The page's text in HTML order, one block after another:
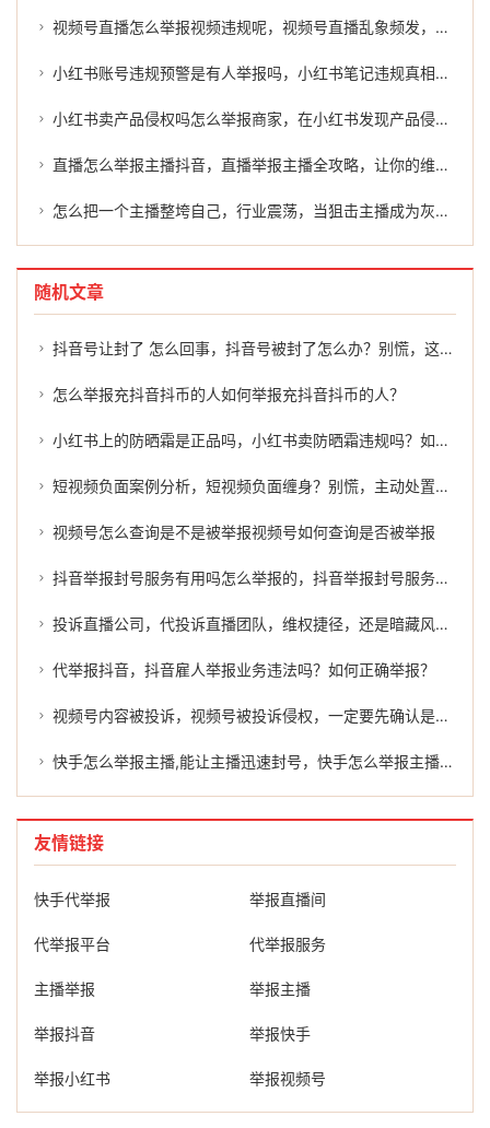
视频号直播怎么举报视频违规呢，视频号直播乱象频发，正确举报方式与高效维权指南
小红书账号违规预警是有人举报吗，小红书笔记违规真相，不只是被举报那么简单
小红书卖产品侵权吗怎么举报商家，在小红书发现产品侵权，我该如何有效举报？
直播怎么举报主播抖音，直播举报主播全攻略，让你的维权不再迷路
怎么把一个主播整垮自己，行业震荡，当狙击主播成为灰色产业链，我们该反思什么？
随机文章
抖音号让封了 怎么回事，抖音号被封了怎么办？别慌，这几招或许能帮到你
怎么举报充抖音抖币的人如何举报充抖音抖币的人？
小红书上的防晒霜是正品吗，小红书卖防晒霜违规吗？如何有效举报？
短视频负面案例分析，短视频负面缠身？别慌，主动处置才是正解
视频号怎么查询是不是被举报视频号如何查询是否被举报
抖音举报封号服务有用吗怎么举报的，抖音举报封号服务有用吗？怎么举报才能有效维权？
投诉直播公司，代投诉直播团队，维权捷径，还是暗藏风险？
代举报抖音，抖音雇人举报业务违法吗？如何正确举报？
视频号内容被投诉，视频号被投诉侵权，一定要先确认是否真的侵权吗？
快手怎么举报主播,能让主播迅速封号，快手怎么举报主播？手把手教你维权，必要时可寻求专业帮助
友情链接
快手代举报 举报直播间
代举报平台 代举报服务
主播举报 举报主播
举报抖音 举报快手
举报小红书 举报视频号